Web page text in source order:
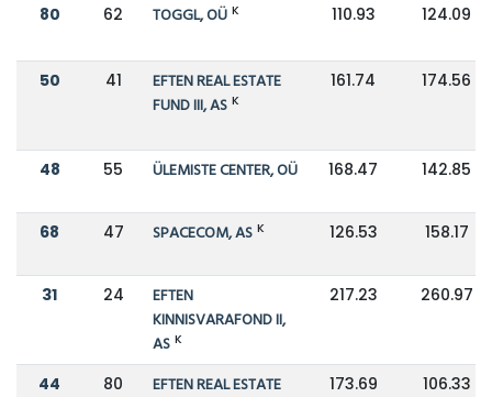
80 62 TOGGL, OÜ K 110.93 124.09
50 41
EFTEN REAL ESTATE
FUND III, AS K
161.74 174.56
48 55 ÜLEMISTE CENTER, OÜ 168.47 142.85
68 47 SPACECOM, AS K 126.53 158.17
31 24
EFTEN
KINNISVARAFOND II,
AS K
217.23 260.97
44 80
EFTEN REAL ESTATE
173.69 106.33